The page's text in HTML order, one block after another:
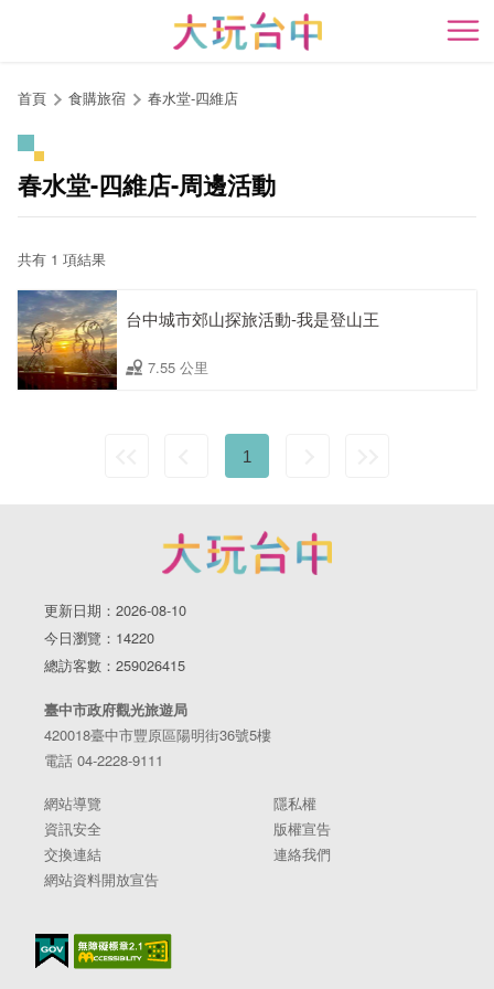
開
首頁 食購旅宿 春水堂-四維店
春水堂-四維店-周邊活動
共有 1 項結果
台中城市郊山探旅活動-我是登山王
7.55 公里
1
更新日期：2026-08-10
今日瀏覽：14220
總訪客數：259026415
臺中市政府觀光旅遊局
420018臺中市豐原區陽明街36號5樓
電話 04-2228-9111
網站導覽
隱私權
資訊安全
版權宣告
交換連結
連絡我們
網站資料開放宣告